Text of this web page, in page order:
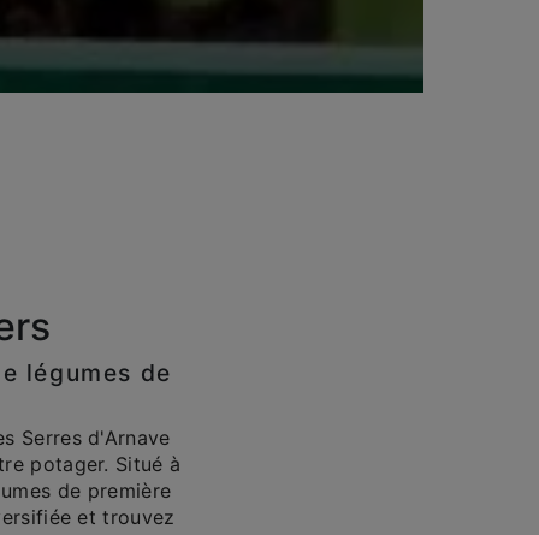
légumes de
Serres d'Arnave
potager. Situé à
de première
et trouvez